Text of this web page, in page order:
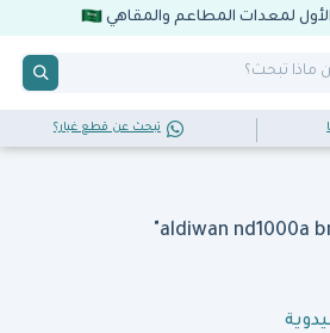
لمعدات المطاعم والمقاهي
تبحث عن قطع غيار؟